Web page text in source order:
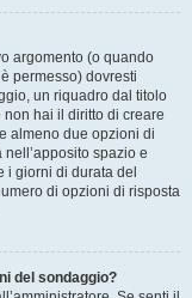
argomento (o quando
permesso) dovresti
un riquadro dal titolo
hai il diritto di creare
almeno due opzioni di
spazio e
i giorni di durata del
di opzioni di risposta
del sondaggio?